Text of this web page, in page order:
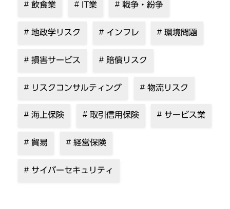
飲食業 IT業 戦争・紛争
地政学リスク インフレ 環境問題
損害サービス 賠償リスク
リスクコンサルティング 物流リスク
海上保険 取引信用保険 サービス業
貿易 経営保険
サイバーセキュリティ